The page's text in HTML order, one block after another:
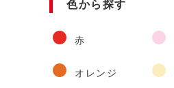
色から探す
赤
オレンジ